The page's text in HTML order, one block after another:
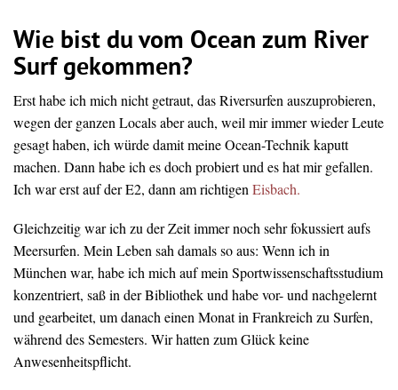
Wie bist du vom Ocean zum River
Surf gekommen?
Erst habe ich mich nicht getraut, das Riversurfen auszuprobieren,
wegen der ganzen Locals aber auch, weil mir immer wieder Leute
gesagt haben, ich würde damit meine Ocean-Technik kaputt
machen. Dann habe ich es doch probiert und es hat mir gefallen.
Ich war erst auf der E2, dann am richtigen Eisbach.
Gleichzeitig war ich zu der Zeit immer noch sehr fokussiert aufs
Meersurfen. Mein Leben sah damals so aus: Wenn ich in
München war, habe ich mich auf mein Sportwissenschaftsstudium
konzentriert, saß in der Bibliothek und habe vor- und nachgelernt
und gearbeitet, um danach einen Monat in Frankreich zu Surfen,
während des Semesters. Wir hatten zum Glück keine
Anwesenheitspflicht.